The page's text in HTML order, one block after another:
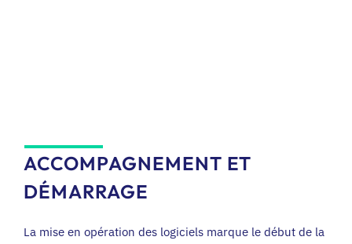
ACCOMPAGNEMENT ET
DÉMARRAGE
La mise en opération des logiciels marque le début de la